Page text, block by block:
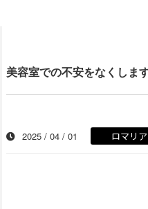
美容室での不安をなくしま
2025 / 04 / 01 ロマリ